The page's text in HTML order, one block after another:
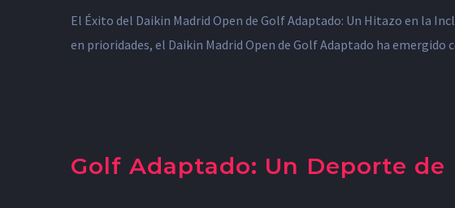
El Éxito del Daikin Madrid Open de Golf Adaptado: Un Hitazo en la
en prioridades, el Daikin Madrid Open de Golf Adaptado ha
Golf Adaptado: Un Deporte